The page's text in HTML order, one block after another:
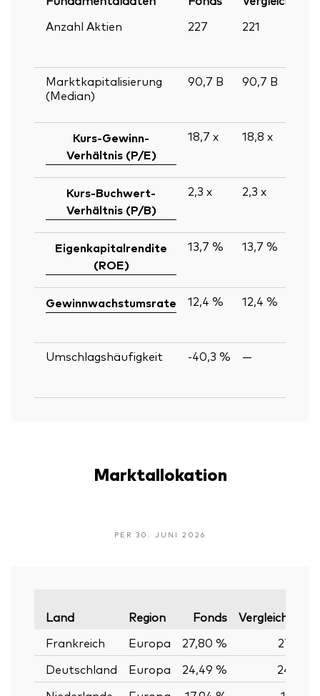
Anzahl Aktien
227 221
Marktkapitalisierung
(Median)
90,7 B 90,7 B
Kurs-Gewinn-
Verhältnis (P/E)
18,7 x 18,8 x
Kurs-Buchwert-
Verhältnis (P/B)
2,3 x 2,3 x
Eigenkapitalrendite
(ROE)
13,7 % 13,7 %
Gewinnwachstumsrate 12,4 % 12,4 %
Umschlagshäufigkeit -40,3 % —
Marktallokation
PER 30. JUNI 2026
Land Region Fonds
Frankreich
Europa 27,80 %
27,79
Deutschland
Europa 24,49 %
24,49